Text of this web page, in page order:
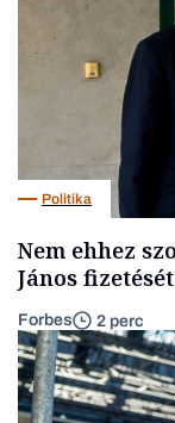
Politika
Nem ehhez
János fizetését
Forbes 2 perc